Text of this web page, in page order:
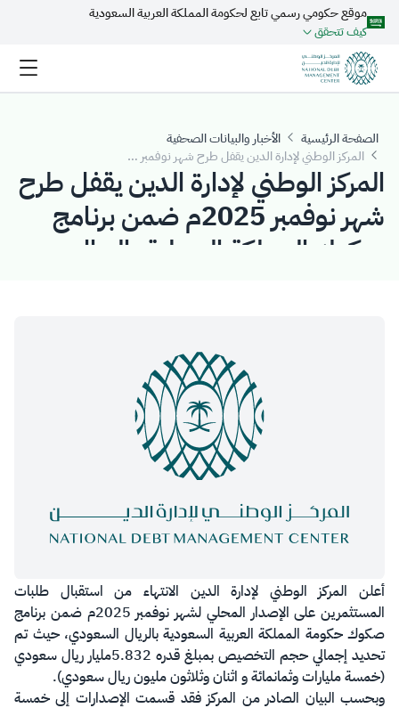
تخطي إلى المحتوى الرئيسي
موقع حكومي رسمي تابع لحكومة المملكة العربية السعودية
كيف تتحقق
الصفحة الرئيسية
الأخبار والبيانات الصحفية
المركز الوطني لإدارة الدين يقفل طرح شهر نوفمبر 2025م ضمن برنامج صكوك المملكة المحلية بالريال السعودي بمبلغ إجمالي قدره (5.832) مليار ريال سعودي
المركز الوطني لإدارة الدين يقفل طرح
شهر نوفمبر 2025م ضمن برنامج
صكوك المملكة المحلية بالريال
أعلن المركز الوطني لإدارة الدين الانتهاء من استقبال طلبات
المستثمرين على الإصدار المحلي لشهر نوفمبر 2025م ضمن برنامج
صكوك حكومة المملكة العربية السعودية بالريال السعودي، حيث تم
تحديد إجمالي حجم التخصيص بمبلغ قدره 5.832مليار ريال سعودي
(خمسة مليارات وثمانمائة و اثنان وثلاثون مليون ريال سعودي).
وبحسب البيان الصادر من المركز فقد قسمت الإصدارات إلى خمسة